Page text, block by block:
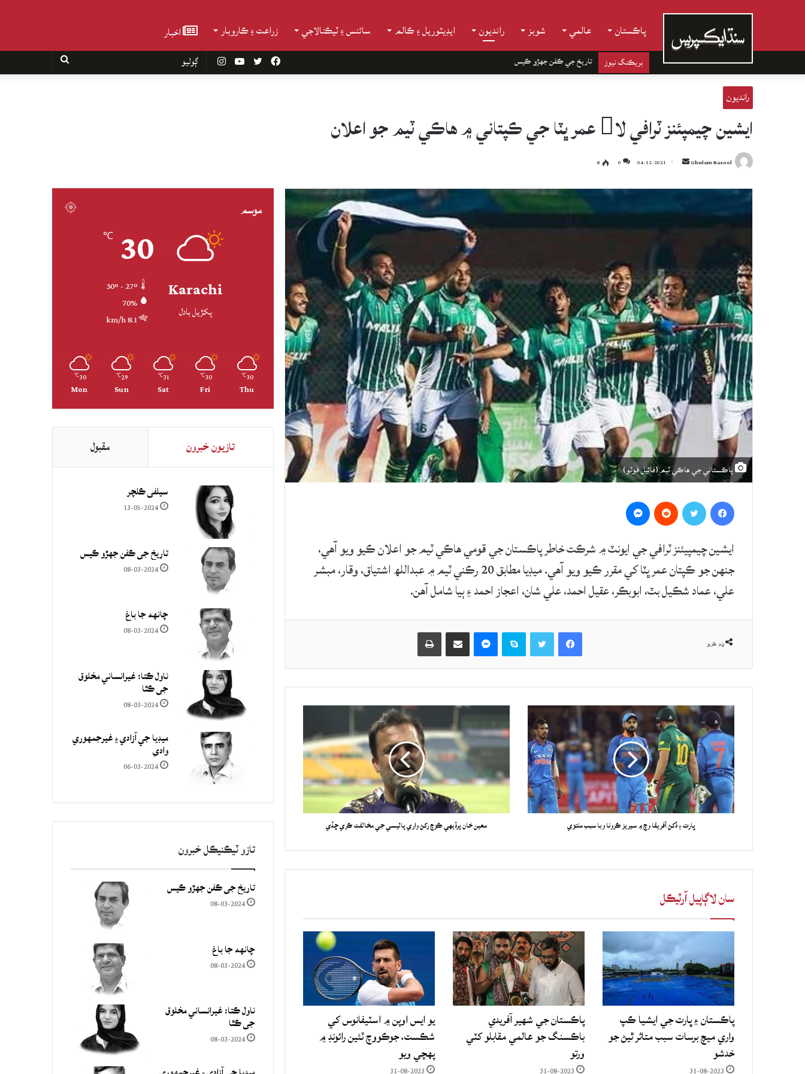
پاڪستان عالمي شوبز رانديون ايڊيٽوريل ۽ ڪالم سائنس ۽ ٽيڪنالاجي زراعت ۽ ڪاروبار اخبار
بريڪنگ نيوز تاريخ جي ڪفن جھڙو ڪيس InstagramYouTube Twitter
Facebook
رانديون
ايشين چيمپئنز ٽرافي لا عمر ڀٽا جي ڪپتاني ۾ هاڪي ٽيم جو اعلان
Ghulam Rasool
Send
email
04-12-2021
0
8
پاڪستاني جي هاڪي ٽيم (فائيل فوٽو)
ايشين چيمپيئنز ٽرافي جي ايونٽ ۾ شرڪت خاطر پاڪستان جي قومي هاڪي ٽيم جو اعلان ڪيو ويو آهي،
جنهن جو ڪپتان عمر ڀٽا کي مقرر ڪيو ويو آهي. ميڊيا مطابق 20 رڪني ٽيم ۾ عبداللھ اشتياق، وقار، مبشر
علي، عماد شڪيل بٽ، ابوبڪر، عقيل احمد، علي شان، اعجاز احمد ۽ ٻيا شامل آهن.
ونڊ ڪريو
Facebook
Skype حصيداري ڪريو اي ميل ذريعي
ڀارت ۽ ڏکڻ آفريقا وچ ۾ سيريز ڪرونا وبا سبب ملتوي معين خان پرڏيهي ڪوچ رکڻ واري پاليسي جي مخالفت ڪري ڇڏي
سان لاڳاپيل آرٽيڪل
پاڪستان ۽ ڀارت جي ايشيا ڪپ
واري ميچ برسات سبب متاثر ٿيڻ جو
خدشو
31-08-2023
پاڪستان جي شهير آفريدي
باڪسنگ جو عالمي مقابلو کٽي
ورتو
31-08-2023
يو ايس اوپن ۾ اسٽيفانوس کي
شڪست، جوڪووچ ٽئين رائونڊ ۾
پهچي ويو
31-08-2023
موسم
Karachi
پکڙيل بادل
30
℃
70%
8.1 km/h
30
℃
Thu
30
℃
Fri
31
℃
Sat
29
℃
Sun
30
℃
Mon
تازيون خبرون مقبول
سيلفي ڪلچر
13-05-2024
تاريخ جي ڪفن جھڙو ڪيس
08-03-2024
چانهه جا باغ
08-03-2024
ناول ڪتا: غيرانساني مخلوق
جي ڪٿا
08-03-2024
ميڊيا جي آزادي ۽ غيرجمھوري
وادي
06-03-2024
تازو ٽيڪنيڪل خبرون
تاريخ جي ڪفن جھڙو ڪيس
08-03-2024
چانهه جا باغ
08-03-2024
ناول ڪتا: غيرانساني مخلوق
جي ڪٿا
08-03-2024